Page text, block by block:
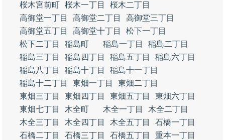
桜木宮前町 桜木一丁目
桜木二丁目
高御堂一丁目
高御堂二丁目
高御堂三丁目
高御堂五丁目
高御堂十丁目
松下一丁目
松下二丁目
稲島町 稲島一丁目
稲島二丁目
稲島三丁目
稲島四丁目 稲島五丁目
稲島六丁目
稲島八丁目
稲島十丁目
稲島十一丁目
稲島十二丁目
東畑一丁目
東畑二丁目
東畑三丁目
東畑四丁目 東畑五丁目
東畑六丁目
東畑七丁目
木全町 木全一丁目
木全二丁目
木全三丁目
木全四丁目 木全五丁目
石橋一丁目
石橋二丁目
石橋三丁目 石橋五丁目
重本一丁目